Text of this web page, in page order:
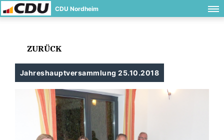
CDU Nordheim
ZURÜCK
Jahreshauptversammlung 25.10.2018